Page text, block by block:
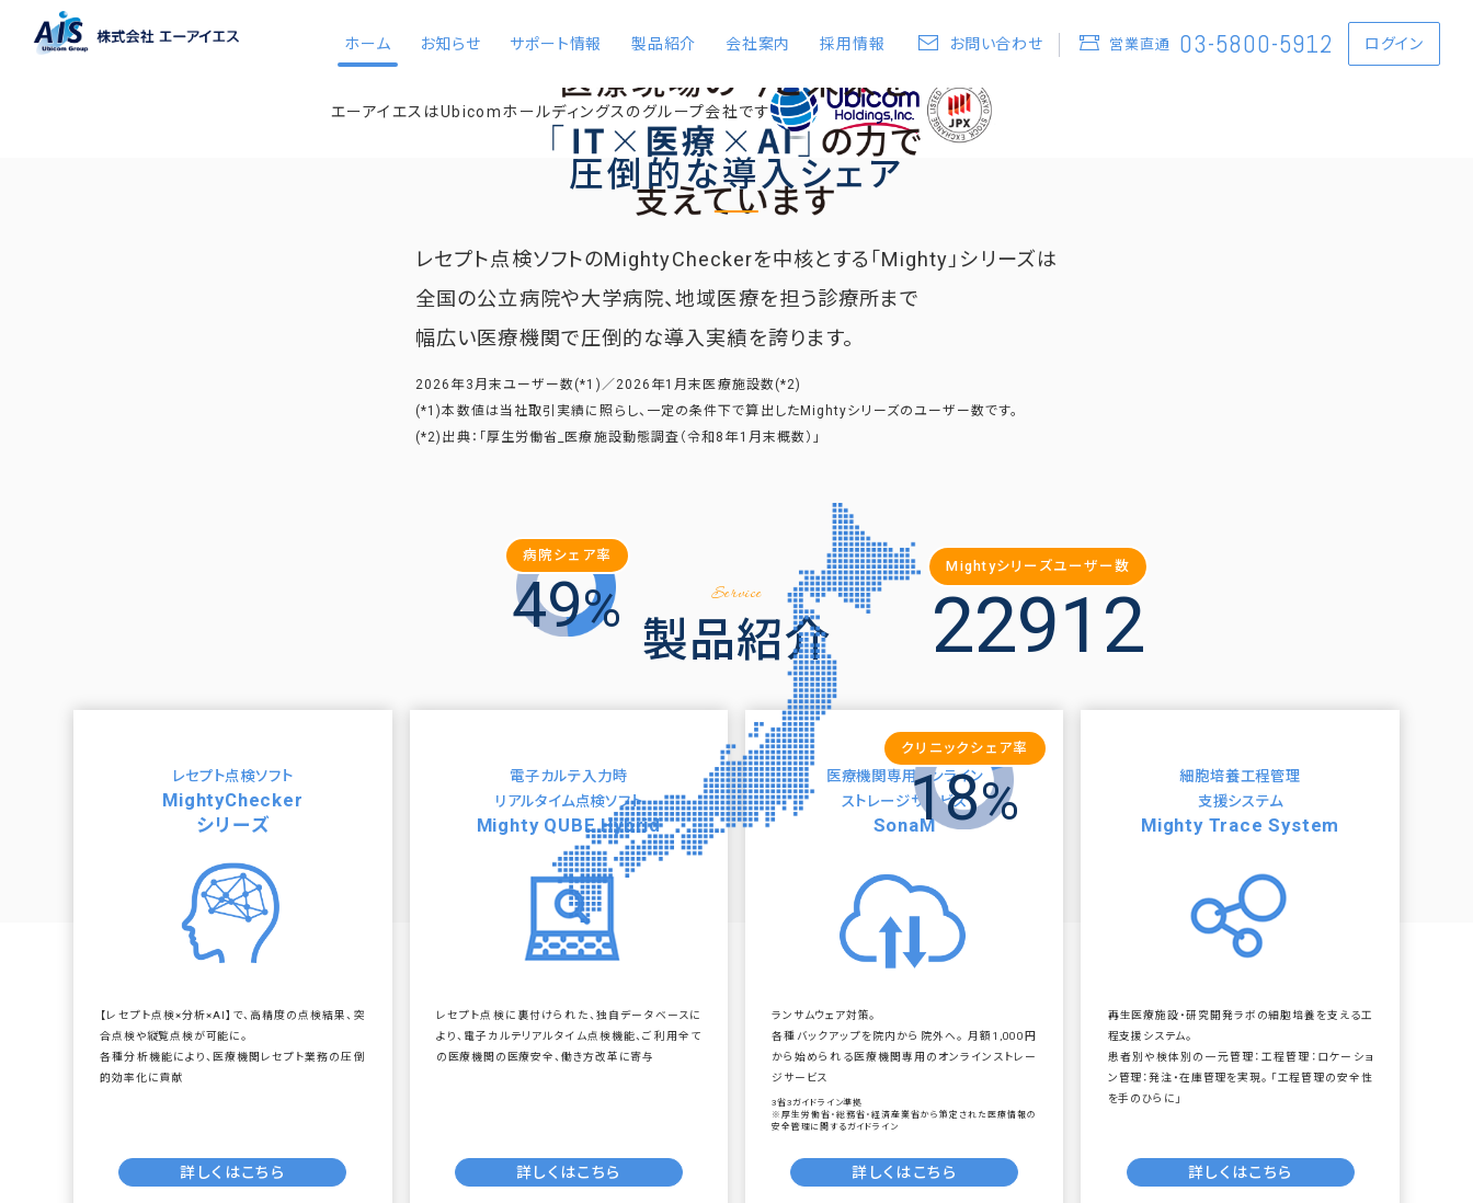
ホーム お知らせ サポート情報 製品紹介 会社案内 採用情報 お問い合わせ 営業直通 03-5800-5912 ログイン
エーアイエスはUbicomホールディングスのグループ会社です
圧倒的な導入シェア
レセプト点検ソフトのMightyCheckerを中核とする「Mighty」シリーズは
全国の公立病院や大学病院、地域医療を担う診療所まで
幅広い医療機関で圧倒的な導入実績を誇ります。
2026年3月末ユーザー数(*1)／2026年1月末医療施設数(*2)
(*1)本数値は当社取引実績に照らし、一定の条件下で算出した Mightyシリーズのユーザー数です。
(*2)出典：「厚生労働省_医療施設動態調査（令和8年1月末概数）」
病院シェア率
49%
Mightyシリーズユーザー数
22912
クリニックシェア率
18%
Service
製品紹介
レセプト点検ソフト
MightyChecker
シリーズ
【レセプト点検×分析×AI】で、高精度の点検結果、突
合点検や縦覧点検が可能に。
各種分析機能により、医療機関レセプト業務の圧倒
的効率化に貢献
詳しくはこちら
電子カルテ入力時
リアルタイム点検ソフト
Mighty QUBE Hybrid
レセプト点検に裏付けられた、独自データベースに
より、電子カルテリアルタイム点検機能、ご利用全て
の医療機関の医療安全、働き方改革に寄与
詳しくはこちら
医療機関専用オンライン
ストレージサービス
SonaM
ランサムウェア対策。
各種バックアップを院内から院外へ。 月額1,000円
から始められる医療機関専用のオンラインストレー
ジサービス
3省3ガイドライン準拠
※厚生労働省・総務省・経済産業省から策定された医療情報の
安全管理に関するガイドライン
詳しくはこちら
細胞培養工程管理
支援システム
Mighty Trace System
再生医療施設・研究開発ラボの細胞培養を支える工
程支援システム。
患者別や検体別の一元管理：工程管理：ロケーショ
ン管理：発注・在庫管理を実現。 「工程管理の安全性
を手のひらに」
詳しくはこちら